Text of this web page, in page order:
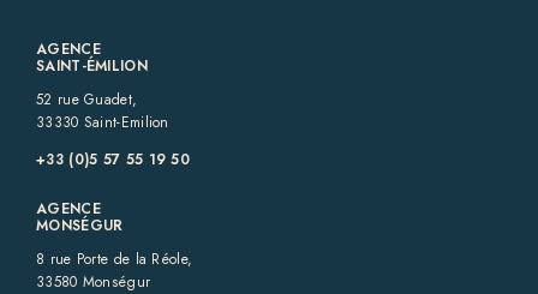
AGENCE
SAINT-ÉMILION
52 rue Guadet,
33330 Saint-Emilion
+33 (0)5 57 55 19 50‬
AGENCE
MONSÉGUR
8 rue Porte de la Réole,
33580 Monségur